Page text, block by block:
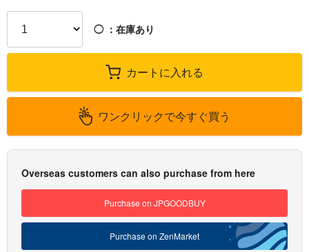
◯ ：在庫あり
カートに入れる
ワンクリックで今すぐ買う
Overseas customers can also purchase from here
Purchase on JPGOODBUY
Purchase on ZenMarket